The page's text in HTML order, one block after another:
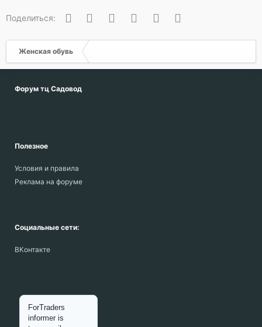
Поделиться: ВконтактеОдноклассники
Facebook
Twitter WhatsApp
Женская обувь
Форум тц Садовод
Полезное
Условия и правила
Реклама на форуме
Социальные сети:
ВКонтакте